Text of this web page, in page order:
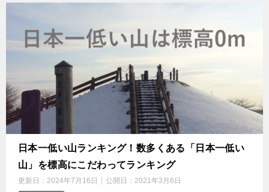
日本一低い山ランキング！数多くある「日本一低い
山」を標高にこだわってランキング
更新日： 2024年7月16日 公開日： 2021年3月6日